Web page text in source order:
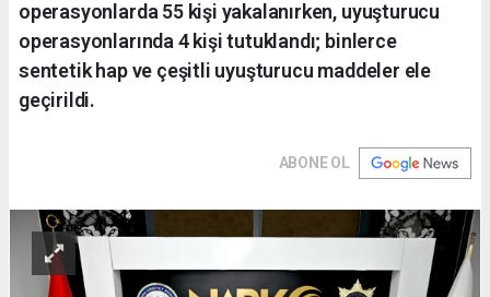
operasyonlarda 55 kişi yakalanırken, uyuşturucu
operasyonlarında 4 kişi tutuklandı; binlerce
sentetik hap ve çeşitli uyuşturucu maddeler ele
geçirildi.
ABONE OL